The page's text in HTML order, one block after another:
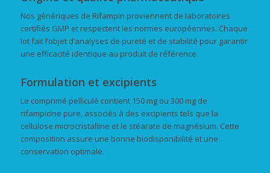
Nos génériques de Rifampin proviennent de laboratoires
certifiés GMP et respectent les normes européennes. Chaque
lot fait l’objet d’analyses de pureté et de stabilité pour garantir
une efficacité identique au produit de référence.
Formulation et excipients
Le comprimé pelliculé contient 150 mg ou 300 mg de
rifampicine pure, associés à des excipients tels que la
cellulose microcristalline et le stéarate de magnésium. Cette
composition assure une bonne biodisponibilité et une
conservation optimale.